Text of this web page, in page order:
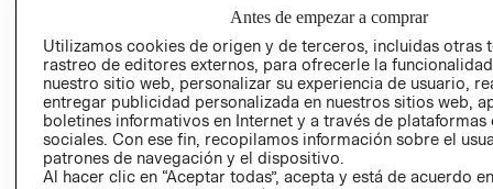
EMPRESARIAL
CONDICIONES
AVISO DE
PRIVACIDAD
GIFT CARD
AVISO DE
COOKIES
Antes de empezar a comprar
Utilizamos cookies de origen y de terceros, incluidas otras
rastreo de editores externos, para ofrecerle la
nuestro sitio web, personalizar su experiencia de usuario,
entregar publicidad personalizada en nuestros sitios web,
boletines informativos en Internet y a través de plataformas
sociales. Con ese fin, recopilamos información sobre el
patrones de navegación y el dispositivo.
Al hacer clic en “Aceptar todas”, acepta y está de acuerdo